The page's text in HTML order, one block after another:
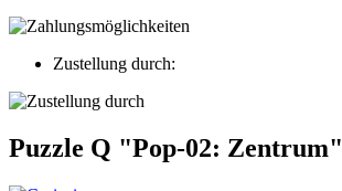
Zustellung durch:
Puzzle Q "Pop-02: Zentrum"